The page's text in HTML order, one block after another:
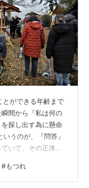
とができる年齢まで
間から『私は何の
探し出す為に懸命
うのが、『問答』
いて、その正体が
のか私には解らな
が、『重ね合わ
#もつれ